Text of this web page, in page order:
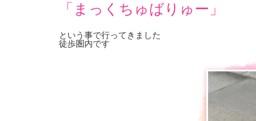
「まっくちゅばりゅー」
という事で行ってきました
徒歩圏内です